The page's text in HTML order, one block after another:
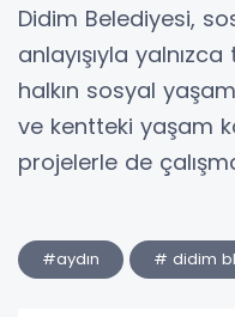
Didim Belediyesi,
anlayışıyla
halkın sosyal
ve kentteki yaşam
projelerle de
#aydın # didim